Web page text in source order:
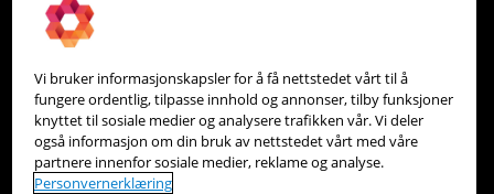
Om oss
Partneroversikt
Integrasjoner
Hjelpesenter
Kontakt oss
Vi bruker informasjonskapsler for å få nettstedet vårt til å
fungere ordentlig, tilpasse innhold og annonser, tilby funksjoner
knyttet til sosiale medier og analysere trafikken vår. Vi deler
også informasjon om din bruk av nettstedet vårt med våre
partnere innenfor sosiale medier, reklame og analyse.
Personvernerklæring